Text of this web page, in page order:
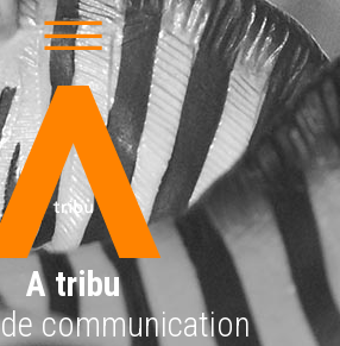
A tribu
communication